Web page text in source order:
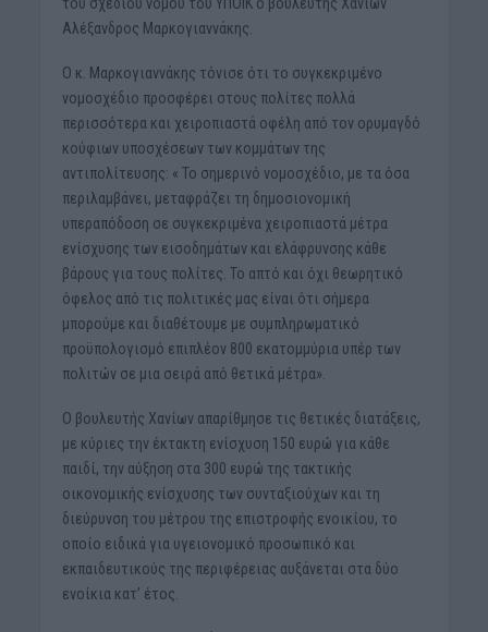
του σχεδίου νόμου του ΥΠΟΙΚ ο βουλευτής Χανίων
Αλέξανδρος Μαρκογιαννάκης.
Ο κ. Μαρκογιαννάκης τόνισε ότι το συγκεκριμένο
νομοσχέδιο προσφέρει στους πολίτες πολλά
περισσότερα και χειροπιαστά οφέλη από τον ορυμαγδό
κούφιων υποσχέσεων των κομμάτων της
αντιπολίτευσης: « Το σημερινό νομοσχέδιο, με τα όσα
περιλαμβάνει, μεταφράζει τη δημοσιονομική
υπεραπόδοση σε συγκεκριμένα χειροπιαστά μέτρα
ενίσχυσης των εισοδημάτων και ελάφρυνσης κάθε
βάρους για τους πολίτες. Το απτό και όχι θεωρητικό
όφελος από τις πολιτικές μας είναι ότι σήμερα
μπορούμε και διαθέτουμε με συμπληρωματικό
προϋπολογισμό επιπλέον 800 εκατομμύρια υπέρ των
πολιτών σε μια σειρά από θετικά μέτρα».
Ο βουλευτής Χανίων απαρίθμησε τις θετικές διατάξεις,
με κύριες την έκτακτη ενίσχυση 150 ευρώ για κάθε
παιδί, την αύξηση στα 300 ευρώ της τακτικής
οικονομικής ενίσχυσης των συνταξιούχων και τη
διεύρυνση του μέτρου της επιστροφής ενοικίου, το
οποίο ειδικά για υγειονομικό προσωπικό και
εκπαιδευτικούς της περιφέρειας αυξάνεται στα δύο
ενοίκια κατ’ έτος.